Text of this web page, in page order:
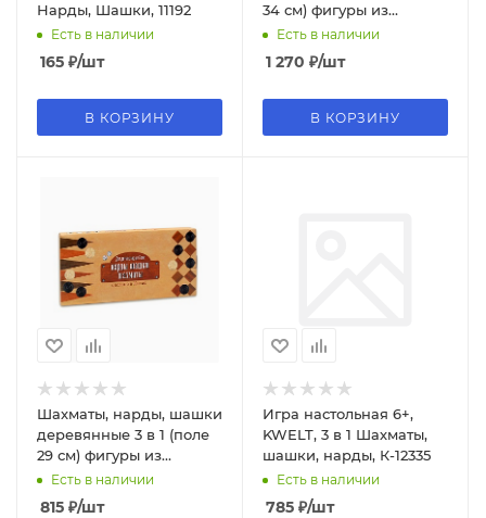
Нарды, Шашки, 11192
Есть в наличии
165 ₽/шт
В КОРЗИНУ
34 см) фигуры из
пластика P00030 М
Есть в наличии
1 270 ₽/шт
В КОРЗИНУ
Шахматы, нарды, шашки
деревянные 3 в 1 (поле
29 см) фигуры из
пластика, P00029 М
Есть в наличии
815 ₽/шт
Игра настольная 6+,
KWELT, 3 в 1 Шахматы,
шашки, нарды, К-12335
Есть в наличии
785 ₽/шт